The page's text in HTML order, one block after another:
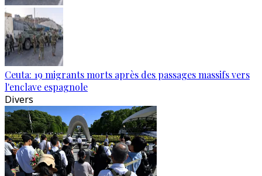
Ceuta: 19 migrants morts après des passages massifs vers
l'enclave espagnole
Divers